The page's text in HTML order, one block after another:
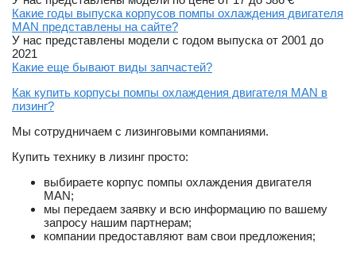
Какие годы выпуска корпусов помпы охлаждения двигателя
MAN представлены на сайте?
У нас представлены модели с годом выпуска от 2001 до
2021
Какие еще бывают виды запчастей?
Как купить корпусы помпы охлаждения двигателя MAN в
лизинг?
Мы сотрудничаем с лизинговыми компаниями.
Купить технику в лизинг просто:
выбираете корпус помпы охлаждения двигателя
MAN;
мы передаем заявку и всю информацию по вашему
запросу нашим партнерам;
компании предоставляют вам свои предложения;